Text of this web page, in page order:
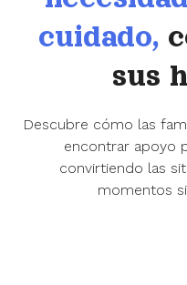
cuidado,
sus
Descubre cómo las
encontrar apoyo
convirtiendo las
momentos